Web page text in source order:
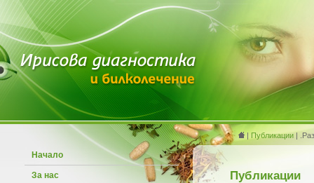
Начало
За нас
| Публикации |
Публикации